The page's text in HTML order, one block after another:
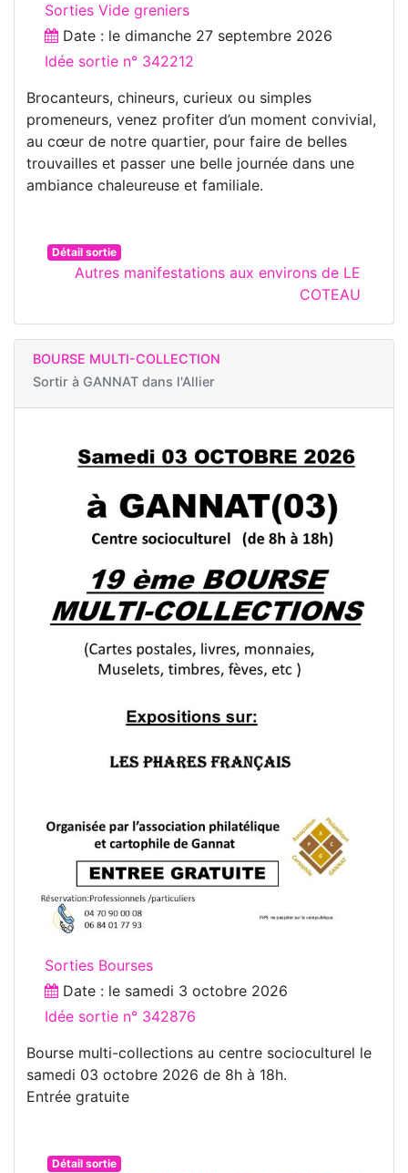
Sorties Vide greniers
Date : le dimanche 27 septembre 2026
Idée sortie n° 342212
Brocanteurs, chineurs, curieux ou simples
promeneurs, venez profiter d’un moment convivial,
au cœur de notre quartier, pour faire de belles
trouvailles et passer une belle journée dans une
ambiance chaleureuse et familiale.
Détail sortie
Autres manifestations aux environs de LE
COTEAU
BOURSE MULTI-COLLECTION
Sortir à GANNAT dans l'Allier
Sorties Bourses
Date : le samedi 3 octobre 2026
Idée sortie n° 342876
Bourse multi-collections au centre socioculturel le
samedi 03 octobre 2026 de 8h à 18h.
Entrée gratuite
Détail sortie